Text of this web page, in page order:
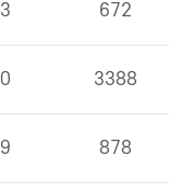
672
3388
878